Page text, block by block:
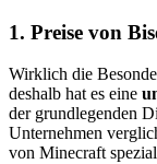
1. Preise von
Wirklich die
deshalb hat es eine
der grundlegenden
Unternehmen
von Minecraft